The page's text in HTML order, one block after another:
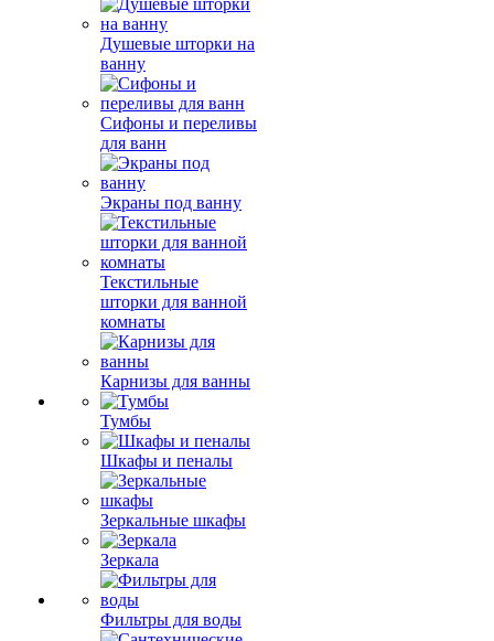
Душевые шторки на
ванну
Сифоны и переливы
для ванн
Экраны под ванну
Текстильные
шторки для ванной
комнаты
Карнизы для ванны
Тумбы
Шкафы и пеналы
Зеркальные шкафы
Зеркала
Фильтры для воды